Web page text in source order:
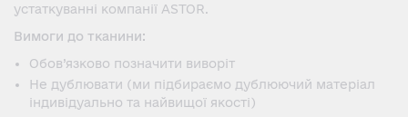
устаткуванні компанії ASTOR.
Вимоги до тканини:
Обов’язково позначити виворіт
Не дублювати (ми підбираємо дублюючий матеріал
індивідуально та найвищої якості)